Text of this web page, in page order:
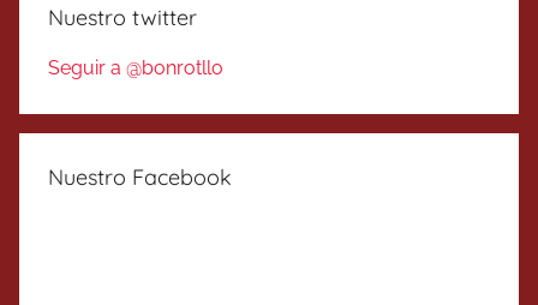
Nuestro twitter
Seguir a @bonrotllo
Nuestro Facebook